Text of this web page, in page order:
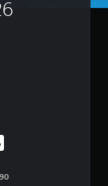
de CHF